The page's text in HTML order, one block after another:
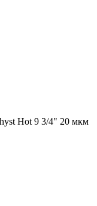
Hot 9 3/4" 20 мкм